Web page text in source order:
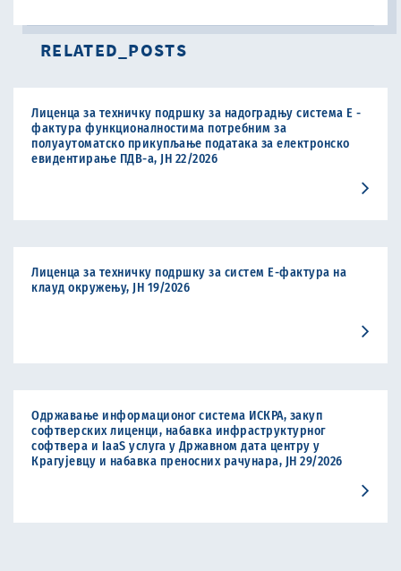
RELATED_POSTS
Лиценца за техничку подршку за надоградњу система Е -
фактура функционалностима потребним за
полуаутоматско прикупљање података за електронско
евидентирање ПДВ-а, ЈН 22/2026
Лиценца за техничку подршку за систем Е-фактура на
клауд окружењу, ЈН 19/2026
Одржавање информационог система ИСКРА, закуп
софтверских лиценци, набавка инфраструктурног
софтвера и IaaS услуга у Државном дата центру у
Крагујевцу и набавка преносних рачунара, ЈН 29/2026